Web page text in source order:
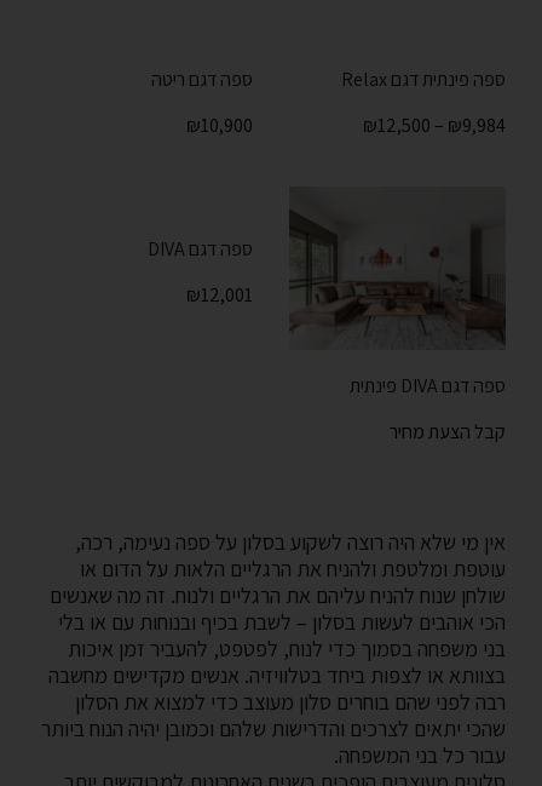
ספה פינתית דגם Relax
₪9,984
–
₪12,500
ספה דגם ריטה
₪10,900
ספה דגם DIVA פינתית
קבל הצעת מחיר
ספה דגם DIVA
₪12,001
אין מי שלא היה רוצה לשקוע בסלון על ספה נעימה, רכה,
עוטפת ומלטפת ולהניח את הרגליים הלאות על הדום או
שולחן שנוח להניח עליהם את הרגליים ולנוח. זה מה שאנשים
הכי אוהבים לעשות בסלון – לשבת בכיף ובנוחות עם או בלי
בני משפחה בסמוך כדי לנוח, לפטפט, להעביר זמן איכות
בצוותא או לצפות ביחד בטלוויזיה. אנשים מקדישים מחשבה
רבה לפני שהם בוחרים סלון מעוצב כדי למצוא את הסלון
שהכי יתאים לצרכים והדרישות שלהם וכמובן יהיה הנוח ביותר
עבור כל בני המשפחה.